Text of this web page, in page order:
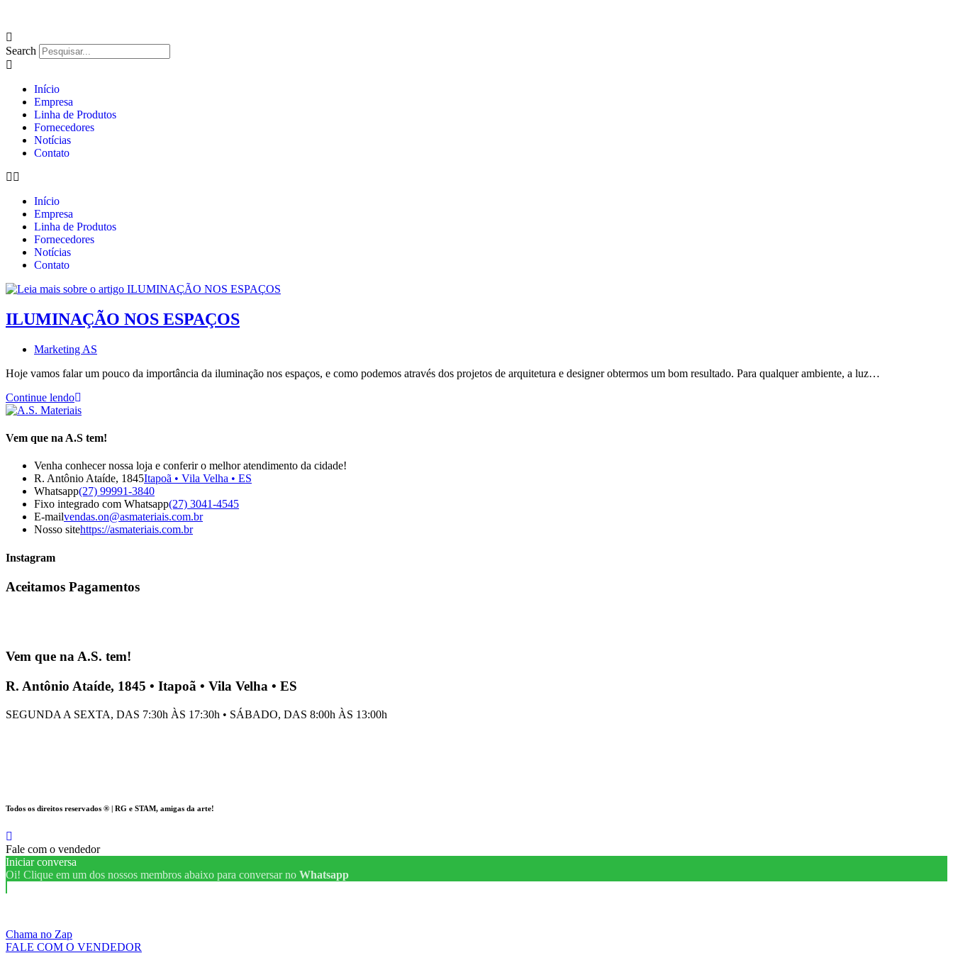
o
conteúdo
Search
Início
Empresa
Linha de Produtos
Fornecedores
Notícias
Contato
Início
Empresa
Linha de Produtos
Fornecedores
Notícias
Contato
ILUMINAÇÃO NOS ESPAÇOS
Autor
post:
Marketing AS
Hoje vamos falar um pouco da importância da iluminação nos espaços, e como podemos através dos projetos de arquitetura e designer obtermos um bom resultado. Para qualquer ambiente, a luz…
Continue lendoILUMINAÇÃO
NOS
Vem que na A.S tem!
Venha conhecer nossa loja e conferir o melhor atendimento da cidade!
R. Antônio Ataíde, 1845Itapoã • Vila Velha • ES
Whatsapp(27) 99991-3840Abre
em
seu
aplicativo
Fixo integrado com Whatsapp(27) 3041-4545Abre
E-mailvendas.on@asmateriais.com.brAbre
Nosso sitehttps://asmateriais.com.br
Instagram
Aceitamos Pagamentos
Vem que na A.S. tem!
R. Antônio Ataíde, 1845 • Itapoã • Vila Velha • ES
SEGUNDA A SEXTA, DAS 7:30h ÀS 17:30h • SÁBADO, DAS 8:00h ÀS 13:00h
Todos os direitos reservados ® | RG e STAM, amigas da arte!
Fale com o vendedor
Iniciar conversa
Oi! Clique em um dos nossos membros abaixo para conversar no Whatsapp
Chama no Zap
FALE COM O VENDEDOR